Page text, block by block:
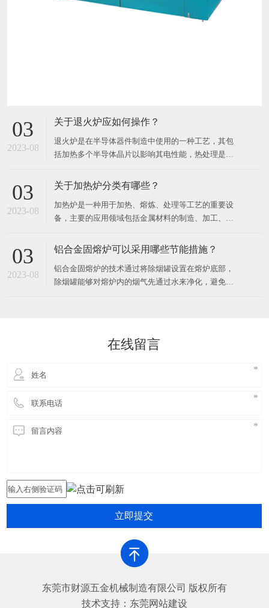
03
2023-08
关于退火炉应如何操作？
退火炉是在半导体器件制造中使用的一种工艺，其包
括加热多个半导体晶片以影响其电性能，热处理是针
剂，将薄膜转换成薄膜或将薄膜转换成晶片衬底界
复注入的损伤，移动掺杂剂或将掺杂剂从一个薄膜转
移到另一个薄膜或从薄膜进入晶
03
2023-08
关于加热炉分类有哪些？
加热炉是一种用于加热、熔炼、处理等工艺的重要设
备，主要的应用领域包括金属材料的制造、加工、热
分为以下几种：1. 精细加热炉精细加热炉是一种可以
主要应用于汽车零部件、模具件、机器零件、航空航
天零部件等领域。2
03
2023-08
铝合金固熔炉可以采用哪些节能措施？
铝合金固熔炉的技术通过将除烟罐设置在熔炉底部，
除烟罐能够对熔炉内的烟气先通过水来净化，避免有
害，提高铝合金生产的环保
在线留言
立即提交
东莞市财源五金机械制造有限公司 版权所有
技术支持： 东莞网站建设